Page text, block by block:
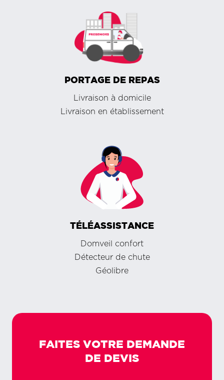
PORTAGE DE REPAS
Livraison à domicile
Livraison en établissement
TÉLÉASSISTANCE
Domveil confort
Détecteur de chute
Géolibre
FAITES VOTRE DEMANDE
DE DEVIS